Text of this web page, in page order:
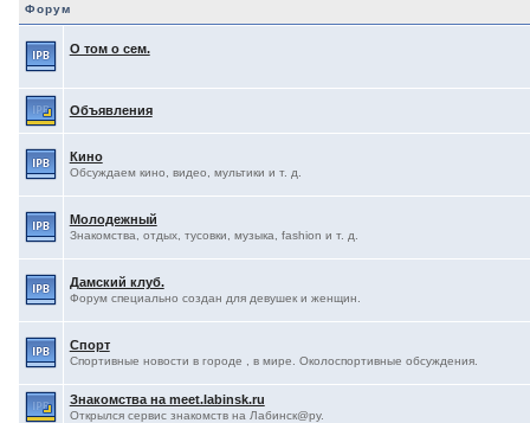
Форум
О том о сем.
Объявления
Кино
Обсуждаем кино, видео, мультики и т. д.
Молодежный
Знакомства, отдых, тусовки, музыка, fashion и т. д.
Дамский клуб.
Форум специально создан для девушек и женщин.
Спорт
Спортивные новости в городе , в мире. Околоспортивные обсуждения.
Знакомства на meet.labinsk.ru
Открылся сервис знакомств на Лабинск@ру.